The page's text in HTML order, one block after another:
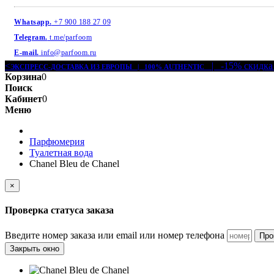
Whatsapp. +7 900 188 27 09
Telegram. t.me/parfoom
E-mail. info@parfoom.ru
<ЭКСПРЕСС-ДОСТАВКА ИЗ ЕВРОПЫ | 100% AUTHENTIC
| -15% скидка
Корзина0
Поиск
Кабинет0
Меню
Парфюмерия
Туалетная вода
Chanel Bleu de Chanel
×
Проверка статуса заказа
Введите номер заказа или email или номер телефона
Закрыть окно